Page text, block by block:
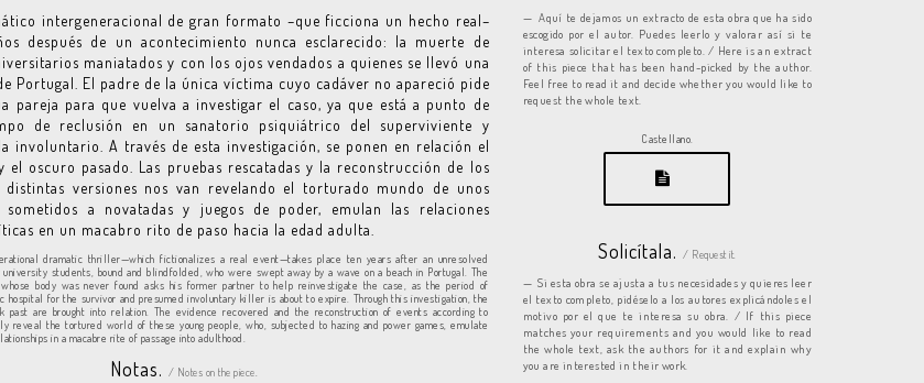
intergeneracional de gran formato –que ficciona un hecho real–
después de un acontecimiento nunca esclarecido: la muerte de
maniatados y con los ojos vendados a quienes se llevó una
Portugal. El padre de la única víctima cuyo cadáver no apareció pide
pareja para que vuelva a investigar el caso, ya que está a punto de
de reclusión en un sanatorio psiquiátrico del superviviente y
involuntario. A través de esta investigación, se ponen en relación el
el oscuro pasado. Las pruebas rescatadas y la reconstrucción de los
distintas versiones nos van revelando el torturado mundo de unos
sometidos a novatadas y juegos de poder, emulan las relaciones
en un macabro rito de paso hacia la edad adulta.
dramatic thriller—which fictionalizes a real event—takes place ten years after an unresolved
students, bound and blindfolded, who were swept away by a wave on a beach in Portugal. The
body was never found asks his former partner to help reinvestigate the case, as the period of
hospital for the survivor and presumed involuntary killer is about to expire. Through this investigation, the
past are brought into relation. The evidence recovered and the reconstruction of events according to
reveal the tortured world of these young people, who, subjected to hazing and power games, emulate
in a macabre rite of passage into adulthood.
Notas. / Notes on the piece.
Aquí te dejamos un extracto de esta obra que ha sido
escogido por el autor. Puedes leerlo y valorar así si te
interesa solicitar el texto completo. / Here is an extract
of this piece that has been hand-picked by the author.
Feel free to read it and decide whether you would like to
request the whole text.
Castellano.
Solicítala. / Request it.
Si esta obra se ajusta a tus necesidades y quieres leer
el texto completo, pidéselo a los autores explicándoles el
motivo por el que te interesa su obra. / If this piece
matches your requirements and you would like to read
the whole text, ask the authors for it and explain why
you are interested in their work.